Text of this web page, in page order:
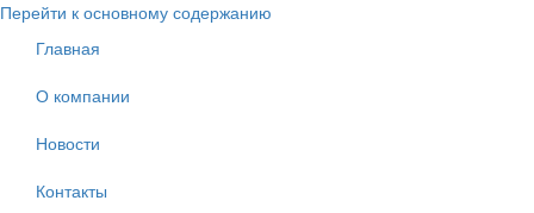
Перейти к основному содержанию
Главная
О компании
Новости
Контакты